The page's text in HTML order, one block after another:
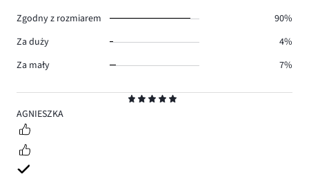
5
AGNIESZKA
Zgodny z rozmiarem
90%
Za duży
4%
Za mały
7%